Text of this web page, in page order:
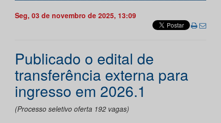
Seg, 03 de novembro de 2025, 13:09
Publicado o edital de
transferência externa para
ingresso em 2026.1
(Processo seletivo oferta 192 vagas)